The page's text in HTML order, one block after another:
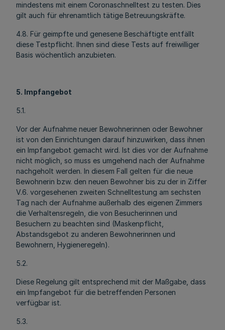
mindestens mit einem Coronaschnelltest zu testen. Dies
gilt auch für ehrenamtlich tätige Betreuungskräfte.
4.8. Für geimpfte und genesene Beschäftigte entfällt
diese Testpflicht. Ihnen sind diese Tests auf freiwilliger
Basis wöchentlich anzubieten.
5. Impfangebot
5.1.
Vor der Aufnahme neuer Bewohnerinnen oder Bewohner
ist von den Einrichtungen darauf hinzuwirken, dass ihnen
ein Impfangebot gemacht wird. Ist dies vor der Aufnahme
nicht möglich, so muss es umgehend nach der Aufnahme
nachgeholt werden. In diesem Fall gelten für die neue
Bewohnerin bzw. den neuen Bewohner bis zu der in Ziffer
V.6. vorgesehenen zweiten Schnelltestung am sechsten
Tag nach der Aufnahme außerhalb des eigenen Zimmers
die Verhaltensregeln, die von Besucherinnen und
Besuchern zu beachten sind (Maskenpflicht,
Abstandsgebot zu anderen Bewohnerinnen und
Bewohnern, Hygieneregeln).
5.2.
Diese Regelung gilt entsprechend mit der Maßgabe, dass
ein Impfangebot für die betreffenden Personen
verfügbar ist.
5.3.